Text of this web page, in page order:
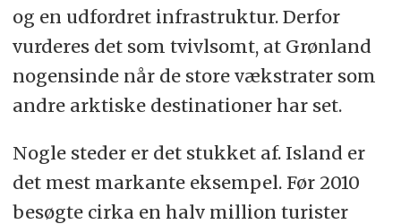
og en udfordret infrastruktur. Derfor
vurderes det som tvivlsomt, at Grønland
nogensinde når de store vækstrater som
andre arktiske destinationer har set.
Nogle steder er det stukket af. Island er
det mest markante eksempel. Før 2010
besøgte cirka en halv million turister